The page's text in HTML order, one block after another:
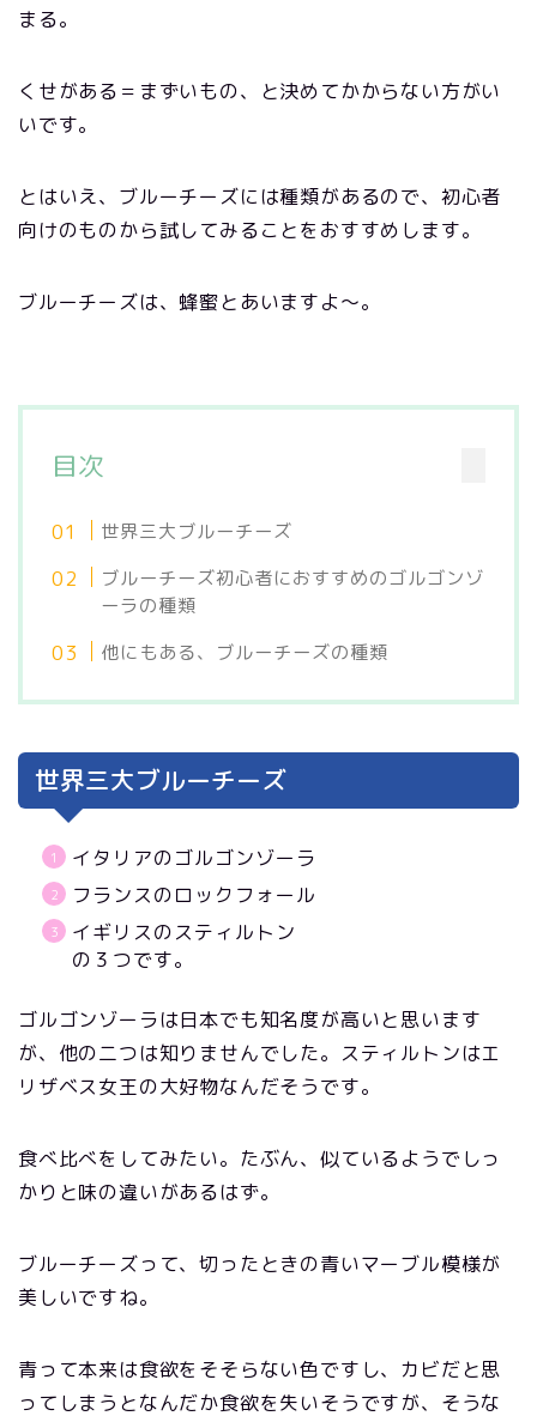
まる。
くせがある＝まずいもの、と決めてかからない方がい
いです。
とはいえ、ブルーチーズには種類があるので、初心者
向けのものから試してみることをおすすめします。
ブルーチーズは、蜂蜜とあいますよ〜。
目次
世界三大ブルーチーズ
ブルーチーズ初心者におすすめのゴルゴンゾ
ーラの種類
他にもある、ブルーチーズの種類
世界三大ブルーチーズ
イタリアのゴルゴンゾーラ
フランスのロックフォール
イギリスのスティルトン
の３つです。
ゴルゴンゾーラは日本でも知名度が高いと思います
が、他の二つは知りませんでした。スティルトンはエ
リザベス女王の大好物なんだそうです。
食べ比べをしてみたい。たぶん、似ているようでしっ
かりと味の違いがあるはず。
ブルーチーズって、切ったときの青いマーブル模様が
美しいですね。
青って本来は食欲をそそらない色ですし、カビだと思
ってしまうとなんだか食欲を失いそうですが、そうな